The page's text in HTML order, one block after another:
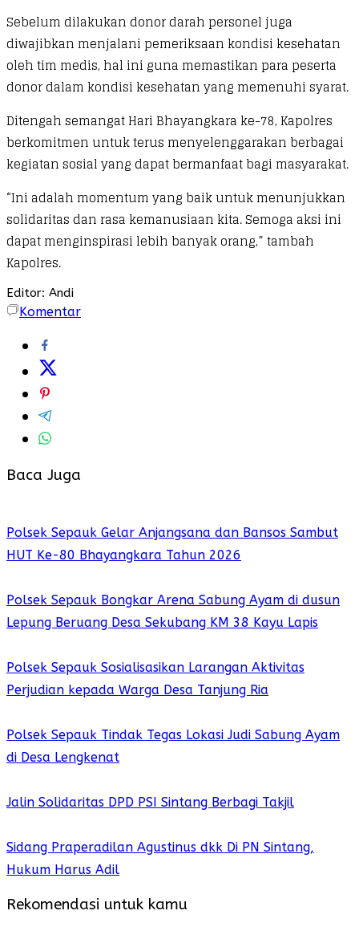
Sebelum dilakukan donor darah personel juga
diwajibkan menjalani pemeriksaan kondisi kesehatan
oleh tim medis, hal ini guna memastikan para peserta
donor dalam kondisi kesehatan yang memenuhi syarat.
Ditengah semangat Hari Bhayangkara ke-78, Kapolres
berkomitmen untuk terus menyelenggarakan berbagai
kegiatan sosial yang dapat bermanfaat bagi masyarakat.
“Ini adalah momentum yang baik untuk menunjukkan
solidaritas dan rasa kemanusiaan kita. Semoga aksi ini
dapat menginspirasi lebih banyak orang,” tambah
Kapolres.
Editor: Andi
Komentar
Baca Juga
Polsek Sepauk Gelar Anjangsana dan Bansos Sambut
HUT Ke-80 Bhayangkara Tahun 2026
Polsek Sepauk Bongkar Arena Sabung Ayam di dusun
Lepung Beruang Desa Sekubang KM 38 Kayu Lapis
Polsek Sepauk Sosialisasikan Larangan Aktivitas
Perjudian kepada Warga Desa Tanjung Ria
Polsek Sepauk Tindak Tegas Lokasi Judi Sabung Ayam
di Desa Lengkenat
Jalin Solidaritas DPD PSI Sintang Berbagi Takjil
Sidang Praperadilan Agustinus dkk Di PN Sintang,
Hukum Harus Adil
Rekomendasi untuk kamu